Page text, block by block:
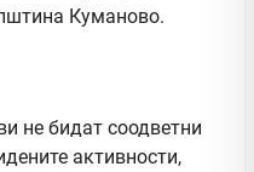
Куманово.
не бидат соодветни
активности,